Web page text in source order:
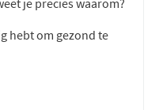
hebt om gezond te